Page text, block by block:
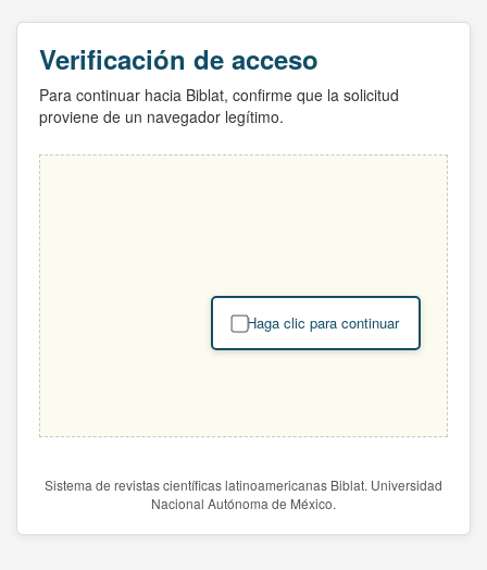
Verificación de acceso
Para continuar hacia Biblat, confirme que la solicitud
proviene de un navegador legítimo.
Haga clic para continuar
Sistema de revistas científicas latinoamericanas Biblat. Universidad
Nacional Autónoma de México.